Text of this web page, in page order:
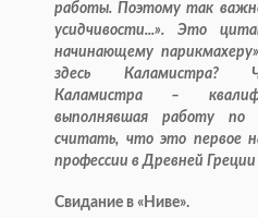
работы. Поэтому так
усидчивости...». Это
начинающему
здесь Каламистра?
Каламистра –
выполнявшая работу по
считать, что это первое
профессии в Древней
Свидание в «Ниве».